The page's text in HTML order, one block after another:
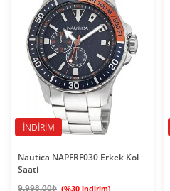
İNDIRIM
Nautica NAPFRF030 Erkek Kol
Saati
9.998,00₺ (%30 İndirim)